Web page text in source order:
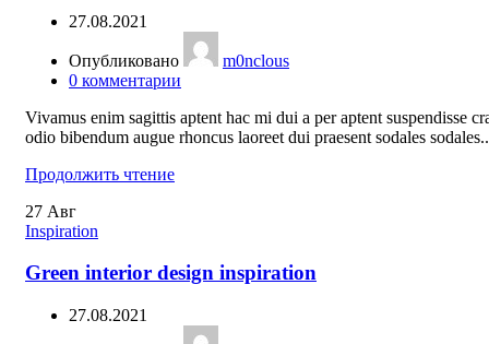
27.08.2021
Опубликовано
m0nclous
0 комментарии
Vivamus enim sagittis aptent hac mi dui a per aptent suspendisse
odio bibendum augue rhoncus laoreet dui praesent sodales
Продолжить чтение
27 Авг
Inspiration
Green interior design inspiration
27.08.2021